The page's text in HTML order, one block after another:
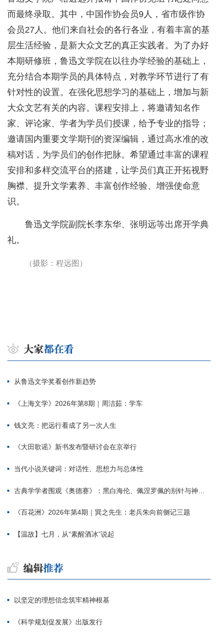
而最终录取。其中，中国作协会员9人，省市级作协
会员27人。他们来自社会的各行各业，有着丰富的基
层生活经验，是新大众文艺的真正实践者。为了办好
本期研修班，鲁迅文学院在以往办学经验的基础上，
充分结合本期学员的具体特点，对教学环节进行了有
针对性的设置。在强化思想学习的基础上，增加与新
大众文艺有关的内容。课程安排上，将邀请知名作
家、评论家、学者为学员们授课，给予专业的指导；
邀请国内重要文学期刊的资深编辑，通过高水准的改
稿对话，为学员们的创作把脉。希望通过丰富的课程
安排和多样交流平台的搭建，让学员们真正开拓视野
胸襟、提升文学素养、丰富创作经验、增强使命意
识。
鲁迅文学院副院长李东华、张明远等出席开学典
礼。
（摄影：程远图）
从鲁迅文学奖看创作新趋势
《上海文学》2026年第8期｜周洁茹：学车
钱文亮：把远行看成了另一次人生
《大田歌谣》新书发布暨研讨会在京举行
当代小说关键词：对话性、思想力与总体性
古典学学者围观《奥德赛》：黑白海伦、佩涅罗佩的别针与神秘入侵者
《百花洲》2026年第4期｜巽之先生：老兵朱向前侧记三题
【温故】七月，从“素醒酒冰”说起
以坚定的理想信念筑牢精神根基
《科学规划促发展》出版发行